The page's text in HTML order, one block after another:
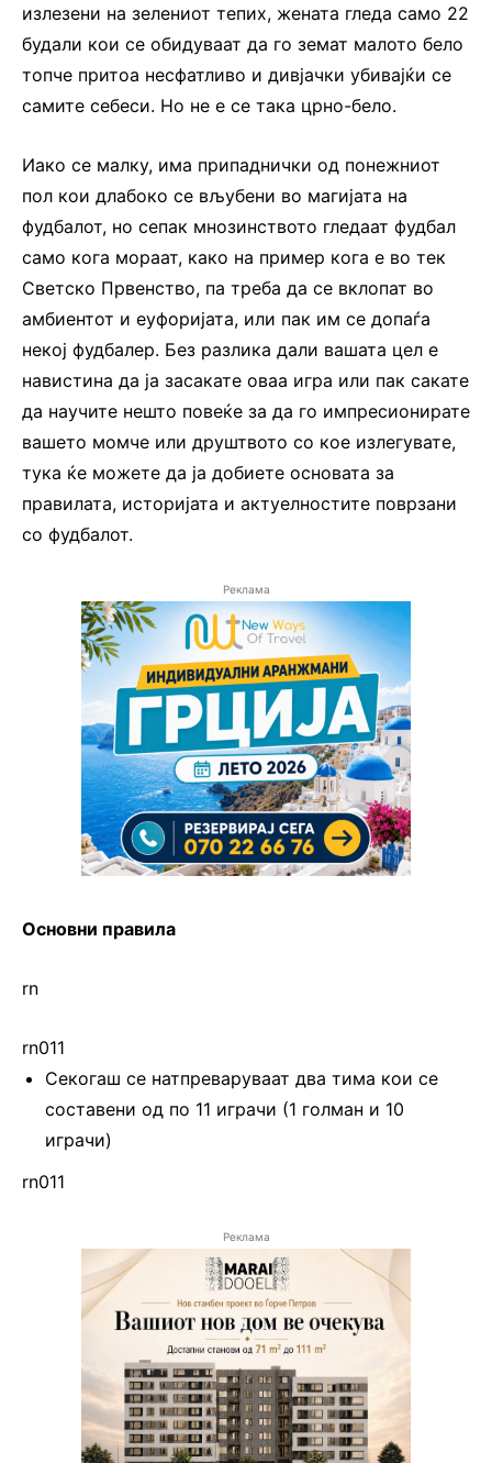
излезени на зелениот тепих, жената гледа само 22
будали кои се обидуваат да го земат малото бело
топче притоа несфатливо и дивјачки убивајќи се
самите себеси. Но не е се така црно-бело.
Иако се малку, има припаднички од понежниот
пол кои длабоко се вљубени во магијата на
фудбалот, но сепак мнозинството гледаат фудбал
само кога мораат, како на пример кога е во тек
Светско Првенство, па треба да се вклопат во
амбиентот и еуфоријата, или пак им се допаѓа
некој фудбалер. Без разлика дали вашата цел е
навистина да ја засакате оваа игра или пак сакате
да научите нешто повеќе за да го импресионирате
вашето момче или друштвото со кое излегувате,
тука ќе можете да ја добиете основата за
правилата, историјата и актуелностите поврзани
со фудбалот.
Реклама
Основни правила
rn
rn011
Секогаш се натпреваруваат два тима кои се
составени од по 11 играчи (1 голман и 10
играчи)
rn011
Реклама